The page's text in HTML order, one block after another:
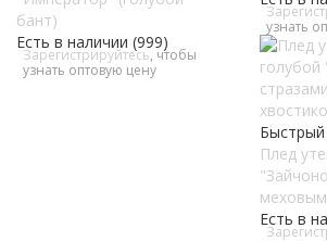
бант)
Есть в наличии (999)
Зарегистрируйтесь, чтобы
узнать оптовую цену
узнать
Плед
Есть в